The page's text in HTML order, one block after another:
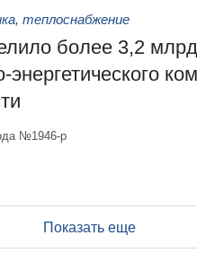
теплоснабжение
более 3,2
№1946-р
Показать еще